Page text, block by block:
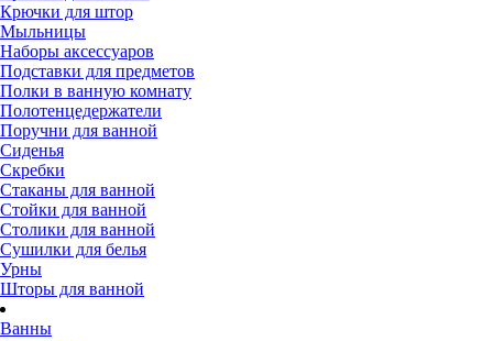
Крючки для штор
Мыльницы
Наборы аксессуаров
Подставки для предметов
Полки в ванную комнату
Полотенцедержатели
Поручни для ванной
Сиденья
Скребки
Стаканы для ванной
Стойки для ванной
Столики для ванной
Сушилки для белья
Урны
Шторы для ванной
Ванны